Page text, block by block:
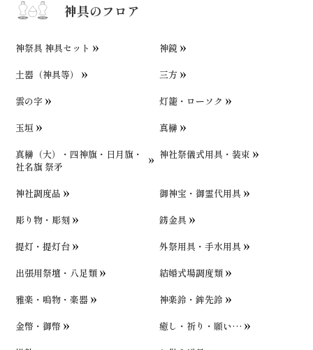
神具のフロア
神祭具 神具セット
神鏡
土器（神具等）
三方
雲の字
灯籠・ローソク
玉垣
真榊
真榊（大）・四神旗・日月旗・
社名旗 祭矛
神社祭儀式用具・装束
神社調度品
御神宝・御霊代用具
彫り物・彫刻
錺金具
提灯・提灯台
外祭用具・手水用具
出張用祭壇・八足類
結婚式場調度類
雅楽・鳴物・楽器
神楽鈴・鉾先鈴
金幣・御幣
癒し・祈り・願い…